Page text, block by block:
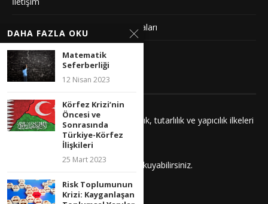
Gizlilik Sözleşmesi ve Yayın Politikaları
Künye
YAYIN İLKELERIMIZ
Yayınlarımız adalet, saygı, kuşatıcılık, tutarlılık ve yapıcılık ilkeleri
çerçevesinde hazırlanır.
buradan daha detaylı okuyabilirsiniz.
DAHA FAZLA OKU
Matematik
Seferberliği
12 Nisan 2023
Körfez Krizi’nin
Öncesi ve
Sonrasında
Türkiye-Körfez
İlişkileri
25 Mart 2023
Risk Toplumunun
Krizi: Kayganlaşan